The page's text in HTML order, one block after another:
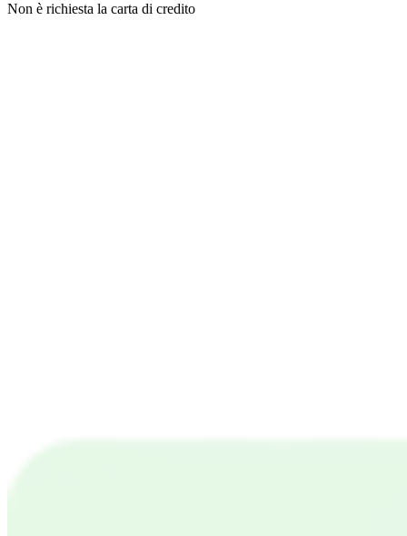
Non è richiesta la carta di credito